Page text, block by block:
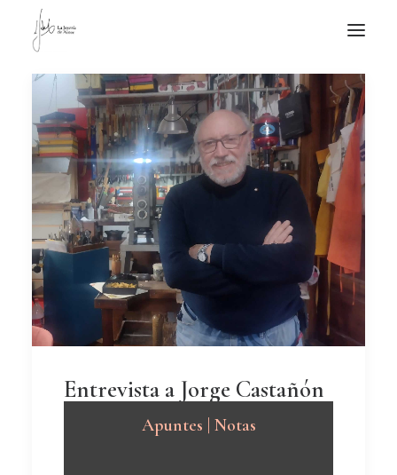
NOTICIAS DE JOYERÍA CONTEMPORÁNEA
NOVEDADES
DE VISITA
APUNTES
QUIÉN SOY
Entrevista a Jorge Castañón
Apuntes | Notas